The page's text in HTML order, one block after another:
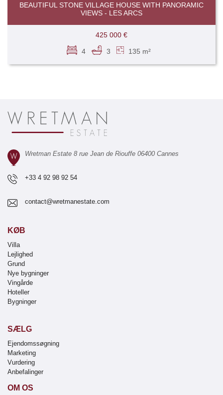
BEAUTIFUL STONE VILLAGE HOUSE WITH PANORAMIC
VIEWS - LES ARCS
425 000 €
4 3 135 m²
Wretman Estate 8 rue Jean de Riouffe 06400 Cannes
+33 4 92 98 92 54
contact@wretmanestate.com
KØB
Villa
Lejlighed
Grund
Nye bygninger
Vingårde
Hoteller
Bygninger
SÆLG
Ejendomssøgning
Marketing
Vurdering
Anbefalinger
OM OS